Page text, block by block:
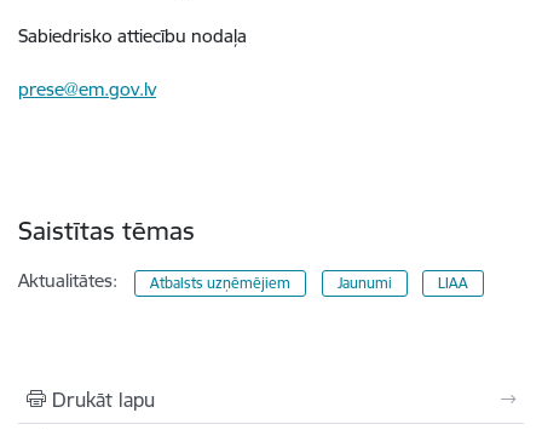
Sabiedrisko attiecību nodaļa
prese@em.gov.lv
Saistītas tēmas
Aktualitātes: Atbalsts uzņēmējiem Jaunumi LIAA
Drukāt lapu